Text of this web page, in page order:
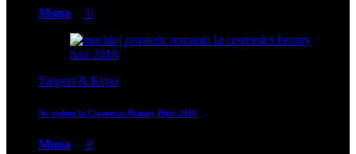
Mona 0
Targuri & Expo
Ne vedem la Cosmetics Beauty Hair 2018
Mona 0